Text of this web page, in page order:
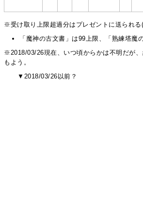
※受け取り上限超過分はプレゼントに送られる(
「魔神の古文書」は99上限、「熟練塔魔
※2018/03/26現在、いつ頃からかは不明だが
もよう。
▼2018/03/26以前？